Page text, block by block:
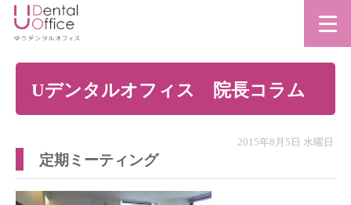
Uデンタルオフィス 院長コラム
2015年8月5日 水曜日
定期ミーティング